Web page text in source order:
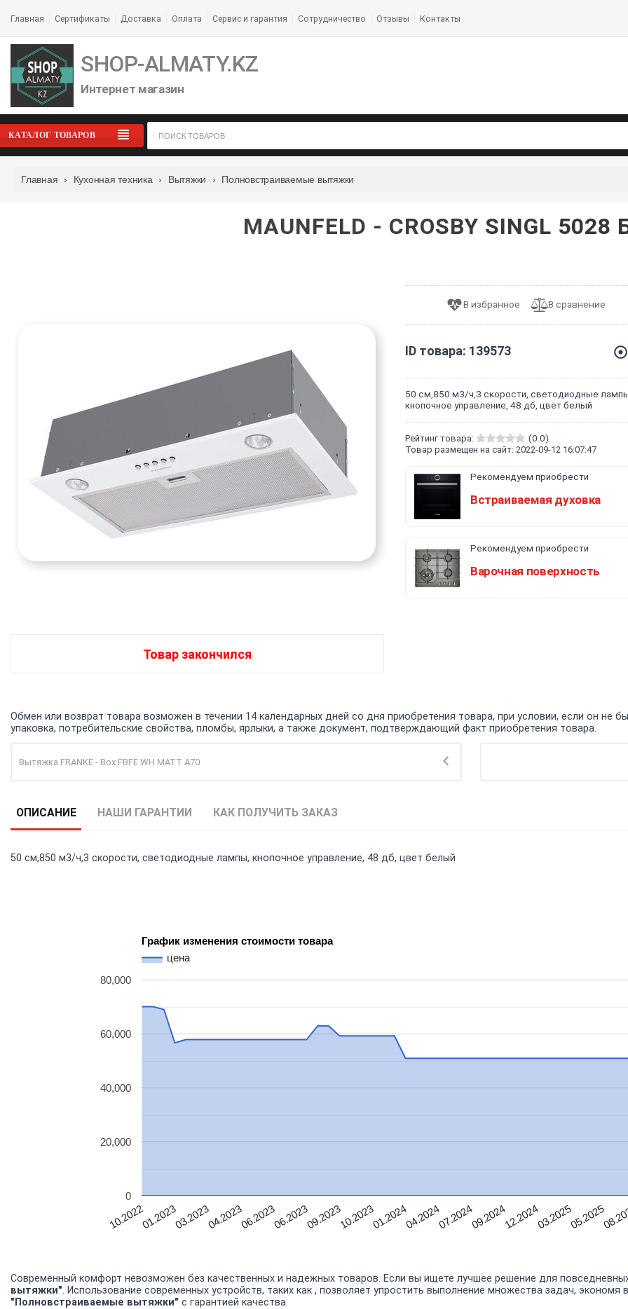
Главная Сертификаты Доставка Оплата Сервис и гарантия Сотрудничество Отзывы Контакты
SHOP-ALMATY.KZ
Интернет магазин
КАТАЛОГ ТОВАРОВ
Главная › Кухонная техника › Вытяжки › Полновстраиваемые вытяжки
MAUNFELD - CROSBY SINGL
Товар закончился
ID товара: 139573
50 см,850 м3/ч,3 скорости, светодиодные
кнопочное управление, 48 дб, цвет белый
Рейтинг товара:
(0.0)
Товар размещен на сайт: 2022-09-12 16:07:47
Рекомендуем приобрести
Встраиваемая духовка
Рекомендуем приобрести
Варочная поверхность
Обмен или возврат товара возможен в течении 14 календарных дней со дня приобретения товара, при условии, если он не
упаковка, потребительские свойства, пломбы, ярлыки, а также документ, подтверждающий факт приобретения товара.
Вытяжка FRANKE - Box FBFE WH MATT A70
ОПИСАНИЕ НАШИ ГАРАНТИИ КАК ПОЛУЧИТЬ ЗАКАЗ
50 см,850 м3/ч,3 скорости, светодиодные лампы, кнопочное управление, 48 дб, цвет белый
График изменения стоимости товара
цена
10.202201.202303.202304.202306.202306.202309.202310.202301.202404.202407.202409.202412.202403.202505.2025
0
20,000
40,000
60,000
80,000
Современный комфорт невозможен без качественных и надежных товаров. Если вы ищете лучшее решение для
вытяжки". Использование современных устройств, таких как , позволяет упростить выполнение множества задач,
"Полновстраиваемые вытяжки" с гарантией качества.